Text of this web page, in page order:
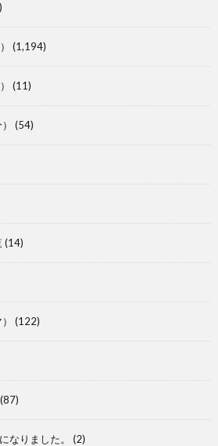
(1,194)
(11)
(54)
(14)
(122)
(87)
なりました。 (2)